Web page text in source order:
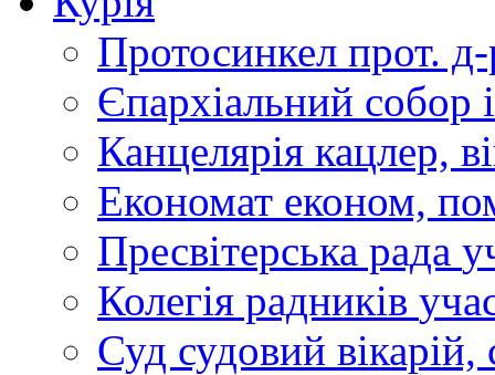
Протосинкел прот.
Єпархіальний собор
Канцелярія кацлер,
Економат економ,
Пресвітерська рада
Колегія радників
Суд судовий вікарій,